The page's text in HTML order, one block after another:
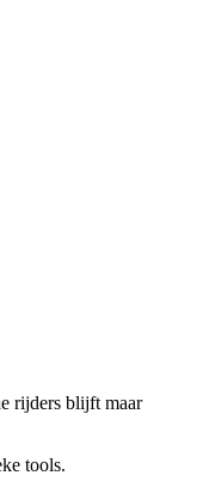
rijders blijft maar
tools.